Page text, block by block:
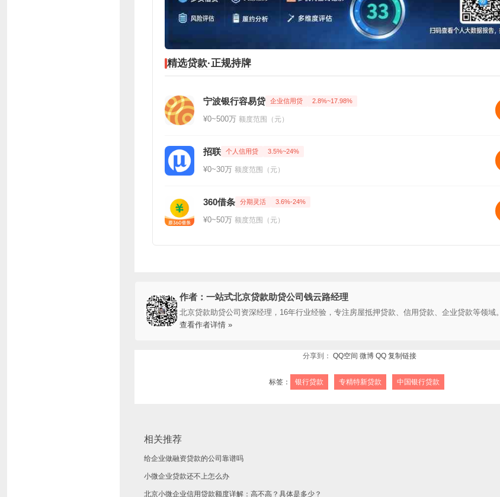
精选贷款·正规持牌
宁波银行容易贷 企业信用贷 2.8%~17.98%
¥0~500万 额度范围（元）
招联 个人信用贷 3.5%~24%
¥0~30万 额度范围（元）
360借条 分期灵活 3.6%-24%
¥0~50万 额度范围（元）
作者：一站式北京贷款助贷公司钱云路经理
北京贷款助贷公司资深经理，16年行业经验，专注房屋抵押贷款、信用贷款、企业贷款等领域。
查看作者详情 »
分享到： QQ空间 微博 QQ 复制链接
标签： 银行贷款 专精特新贷款 中国银行贷款
相关推荐
给企业做融资贷款的公司靠谱吗
小微企业贷款还不上怎么办
北京小微企业信用贷款额度详解：高不高？具体是多少？